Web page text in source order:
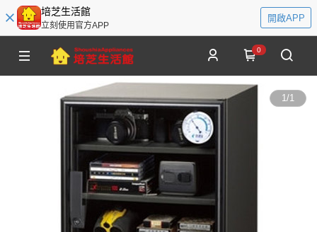
培芝生活館
立刻使用官方APP
開啟APP
0
1/1